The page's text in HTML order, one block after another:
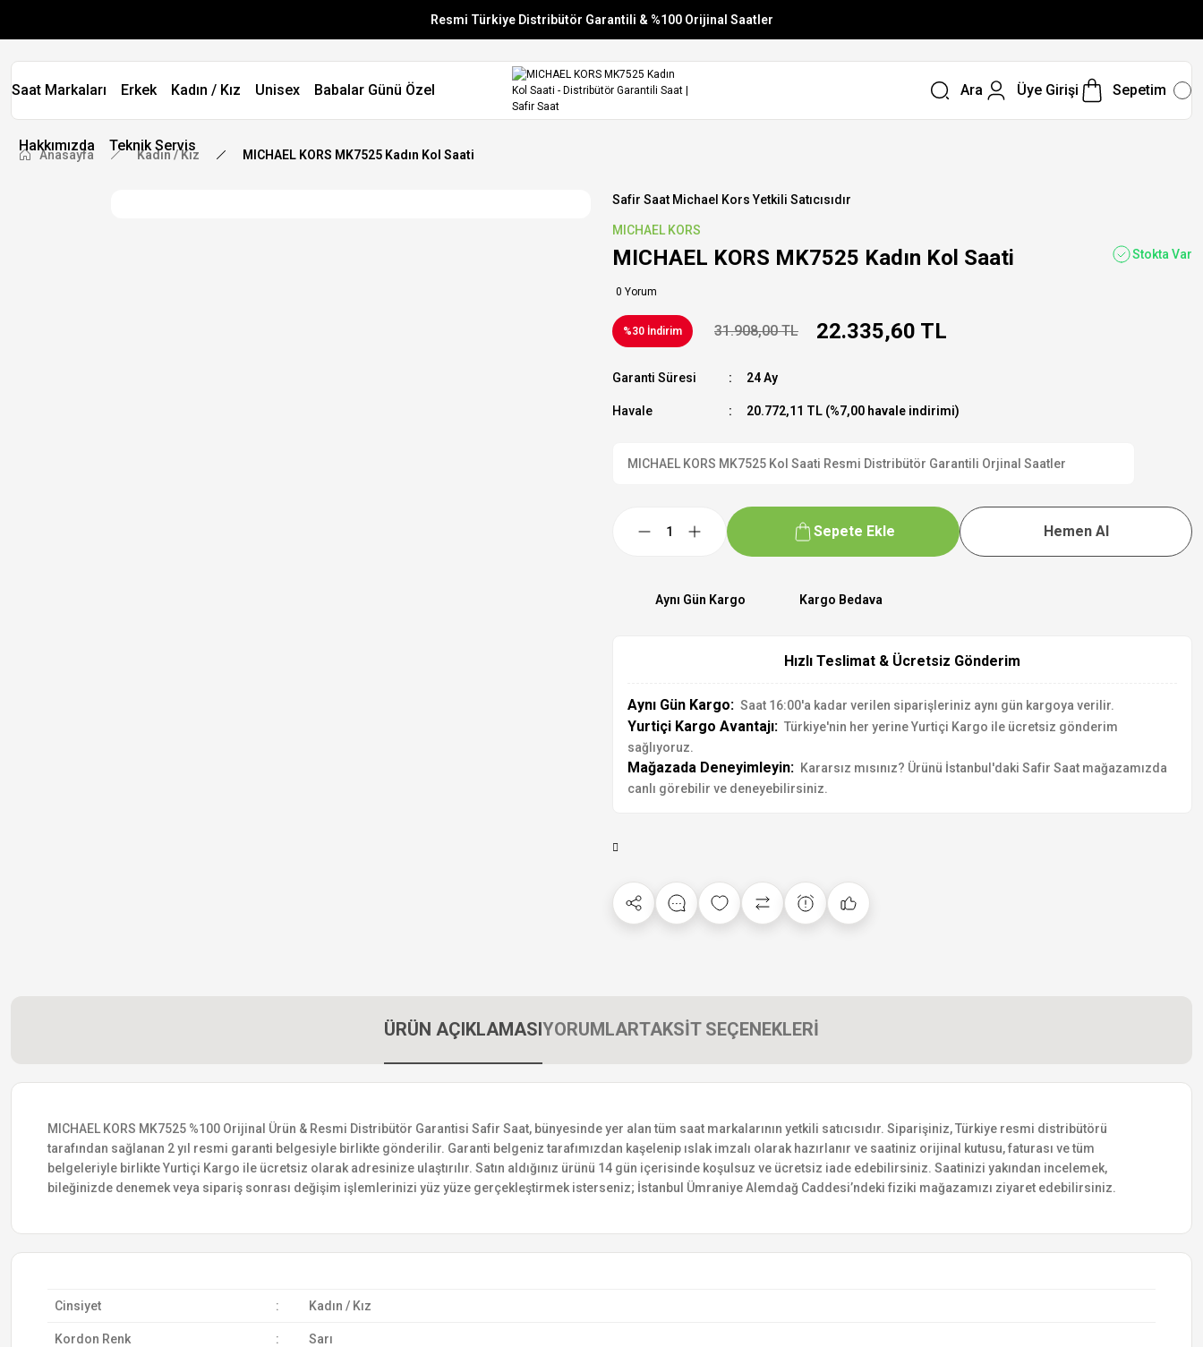
Resmi Türkiye Distribütör Garantili & %100 Orijinal Saatler
Vade Farksız 6 Taksit
Aynı Gün Stoktan Gönderim
Saat Markaları Erkek Kadın / Kız Unisex Babalar Günü Özel
Hakkımızda Teknik Servis
Ara Üye Girişi Sepetim
Anasayfa Kadın / Kız MICHAEL KORS MK7525 Kadın Kol Saati
Safir Saat Michael Kors Yetkili Satıcısıdır
MICHAEL KORS
MICHAEL KORS MK7525 Kadın Kol Saati
0 Yorum
Stokta Var
%30 İndirim 31.908,00 TL 22.335,60 TL
Garanti Süresi 24 Ay
Havale 20.772,11 TL (%7,00 havale indirimi)
MICHAEL KORS MK7525 Kol Saati Resmi Distribütör Garantili Orjinal Saatler
Sepete Ekle Hemen Al
Aynı Gün Kargo Kargo Bedava
Hızlı Teslimat & Ücretsiz Gönderim
Aynı Gün Kargo: Saat 16:00'a kadar verilen siparişleriniz aynı gün kargoya verilir.
Yurtiçi Kargo Avantajı: Türkiye'nin her yerine Yurtiçi Kargo ile ücretsiz gönderim
sağlıyoruz.
Mağazada Deneyimleyin: Kararsız mısınız? Ürünü İstanbul'daki Safir Saat mağazamızda
canlı görebilir ve deneyebilirsiniz.
ÜRÜN AÇIKLAMASIYORUMLARTAKSİT SEÇENEKLERİ
MICHAEL KORS MK7525 %100 Orijinal Ürün & Resmi Distribütör Garantisi Safir Saat, bünyesinde yer alan tüm saat markalarının yetkili satıcısıdır. Siparişiniz, Türkiye resmi distribütörü
tarafından sağlanan 2 yıl resmi garanti belgesiyle birlikte gönderilir. Garanti belgeniz tarafımızdan kaşelenip ıslak imzalı olarak hazırlanır ve saatiniz orijinal kutusu, faturası ve tüm
belgeleriyle birlikte Yurtiçi Kargo ile ücretsiz olarak adresinize ulaştırılır. Satın aldığınız ürünü 14 gün içerisinde koşulsuz ve ücretsiz iade edebilirsiniz. Saatinizi yakından incelemek,
bileğinizde denemek veya sipariş sonrası değişim işlemlerinizi yüz yüze gerçekleştirmek isterseniz; İstanbul Ümraniye Alemdağ Caddesi’ndeki fiziki mağazamızı ziyaret edebilirsiniz.
Cinsiyet : Kadın / Kız
Kordon Renk : Sarı